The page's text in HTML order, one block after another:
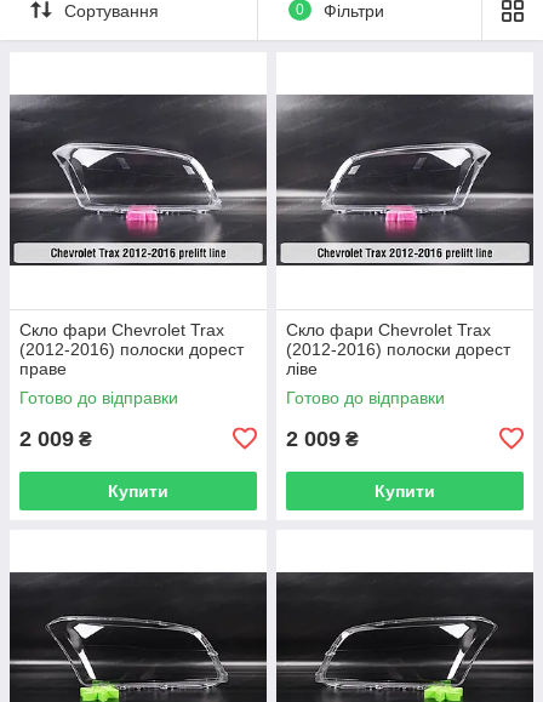
Сортування 0 Фільтри
Скло фари Chevrolet Trax
(2012-2016) полоски дорест
праве
Готово до відправки
2 009 ₴
Купити
Скло фари Chevrolet Trax
(2012-2016) полоски дорест
ліве
Готово до відправки
2 009 ₴
Купити